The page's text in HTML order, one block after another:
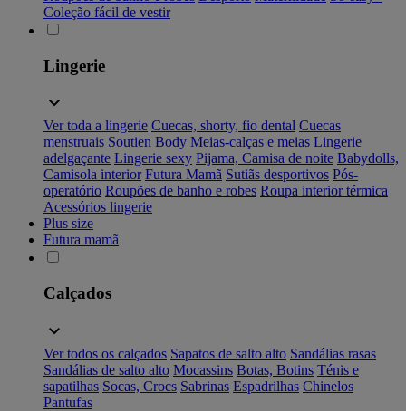
Coleção fácil de vestir
Lingerie
Ver toda a lingerie Cuecas, shorty, fio dental Cuecas
menstruais Soutien Body Meias-calças e meias Lingerie
adelgaçante Lingerie sexy Pijama, Camisa de noite Babydolls,
Camisola interior Futura Mamã Sutiãs desportivos Pós-
operatório Roupões de banho e robes Roupa interior térmica
Acessórios lingerie
Plus size
Futura mamã
Calçados
Ver todos os calçados Sapatos de salto alto Sandálias rasas
Sandálias de salto alto Mocassins Botas, Botins Ténis e
sapatilhas Socas, Crocs Sabrinas Espadrilhas Chinelos
Pantufas